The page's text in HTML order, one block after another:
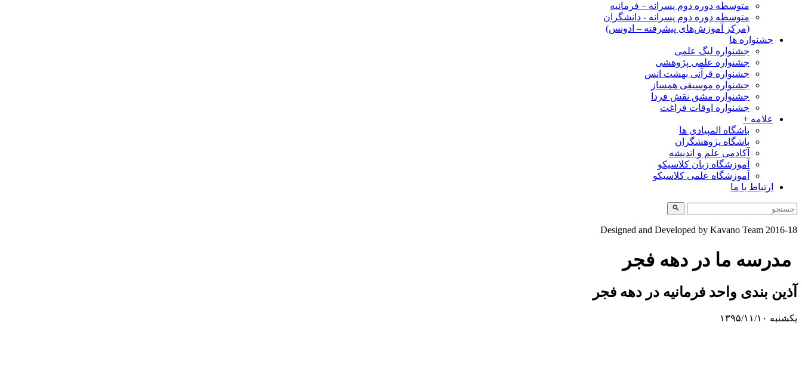
متوسطه دوره دوم پسرانه – فرمانیه
متوسطه دوره دوم پسرانه - دانشگران
(مرکز آموزش‌های پیشرفته – ادونس)
جشنواره ها
جشنواره لیگ علمی
جشنواره علمی پژوهشی
جشنواره قرآنی بهشت انس
جشنواره موسیقی همساز
جشنواره مشق نقش فردا
جشنواره اوقات فراغت
علامه +
باشگاه المپیادی ها
باشگاه پژوهشگران
آکادمی علم و اندیشه
آموزشگاه زبان کلاسیکو
آموزشگاه علمی کلاسیکو
ارتباط با ما
Designed and Developed by Kavano Team 2016-18
مدرسه ما در دهه فجر
آذین بندی واحد فرمانیه در دهه فجر
یکشنبه ۱۳۹۵/۱۱/۱۰